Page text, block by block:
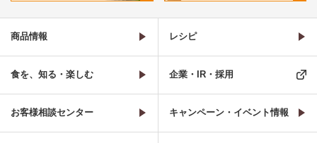
商品情報 レシピ
食を、知る・楽しむ 企業・IR・採用
お客様相談センター キャンペーン・イベント情報